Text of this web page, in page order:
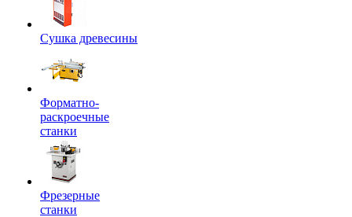
Сушка древесины
Форматно-
раскроечные
станки
Фрезерные
станки